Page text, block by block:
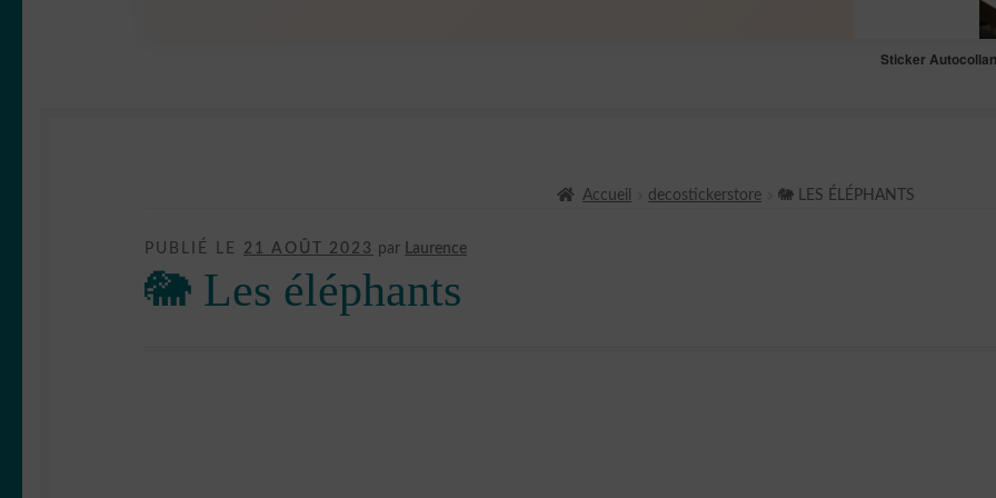
Sticker
Accueil decostickerstore 🐘 LES ÉLÉPHANTS
PUBLIÉ LE 21 AOÛT 2023 par Laurence
🐘 Les éléphants